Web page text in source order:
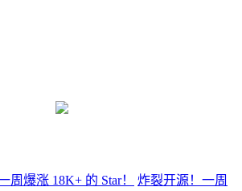
炸裂开源！一周